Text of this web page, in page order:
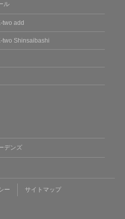
ル
two add
two Shinsaibashi
デンズ
ー サイトマップ